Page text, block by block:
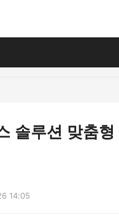
솔루션 맞춤
14:05